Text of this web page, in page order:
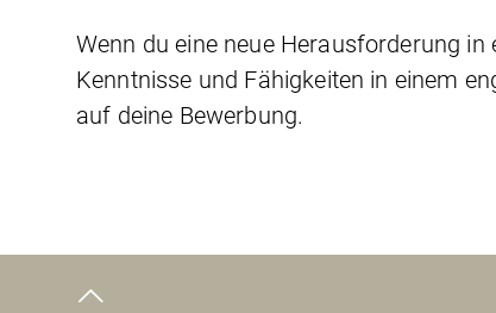
Wenn du eine neue Herausforderung
Kenntnisse und Fähigkeiten in einem
auf deine Bewerbung.